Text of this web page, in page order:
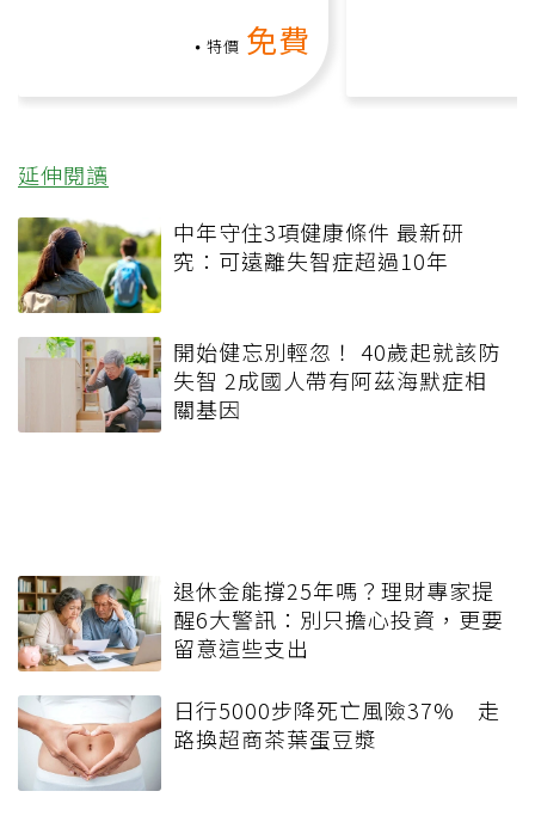
特價 免費
延伸閱讀
中年守住3項健康條件 最新研
究：可遠離失智症超過10年
開始健忘別輕忽！ 40歲起就該防
失智 2成國人帶有阿茲海默症相
關基因
退休金能撐25年嗎？理財專家提
醒6大警訊：別只擔心投資，更要
留意這些支出
日行5000步降死亡風險37% 走
路換超商茶葉蛋豆漿